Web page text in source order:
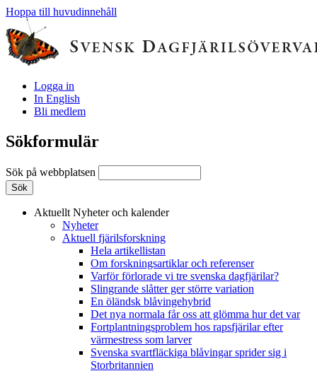
Hoppa till huvudinnehåll
Logga in
In English
Bli medlem
Sökformulär
Sök på webbplatsen
Aktuellt Nyheter och kalender
Nyheter
Aktuell fjärilsforskning
Hela artikellistan
Om forskningsartiklar och referenser
Varför förlorade vi tre svenska dagfjärilar?
Slingrande slåtter ger större variation
En öländsk blåvingehybrid
Det nya normala får oss att glömma hur det var
Fortplantningsproblem hos rapsfjärilar efter
värmestress som larver
Svenska svartfläckiga blåvingar sprider sig i
Storbritannien